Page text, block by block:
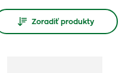
Zoradiť produkty